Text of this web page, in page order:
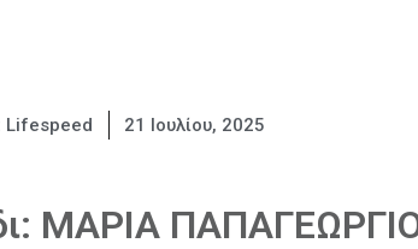
Lifespeed 21 Ιουλίου, 2025
ΜΑΡΙΑ